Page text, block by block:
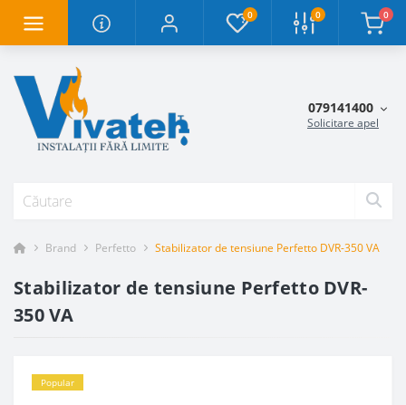
0 0 0
079141400
Solicitare apel
Brand Perfetto Stabilizator de tensiune Perfetto DVR-350 VA
Stabilizator de tensiune Perfetto DVR-
350 VA
Popular